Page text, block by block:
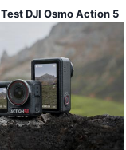
Test DJI Osmo Action 5